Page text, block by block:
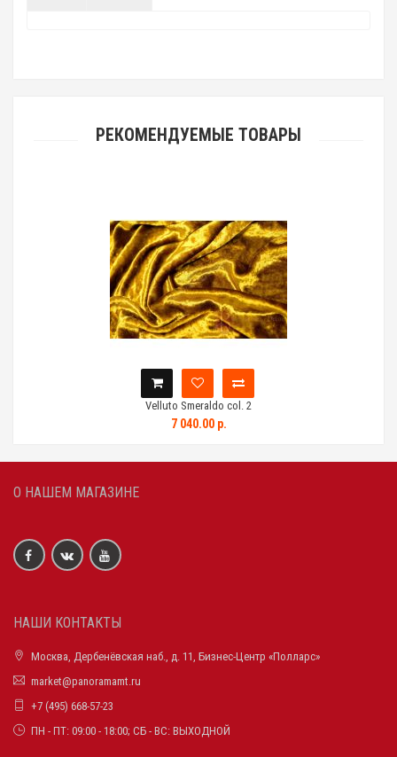
РЕКОМЕНДУЕМЫЕ ТОВАРЫ
Velluto Smeraldo col. 2
7 040.00 р.
О НАШЕМ МАГАЗИНЕ
НАШИ КОНТАКТЫ
Москва, Дербенёвская наб., д. 11, Бизнес-Центр «Полларс»
market@panoramamt.ru
+7 (495) 668-57-23
ПН - ПТ: 09:00 - 18:00; СБ - ВС: ВЫХОДНОЙ